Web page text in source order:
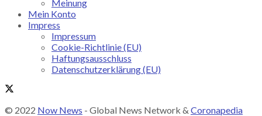
Meinung
Mein Konto
Impress
Impressum
Cookie-Richtlinie (EU)
Haftungsausschluss
Datenschutzerklärung (EU)
© 2022 Now News - Global News Network & Coronapedia